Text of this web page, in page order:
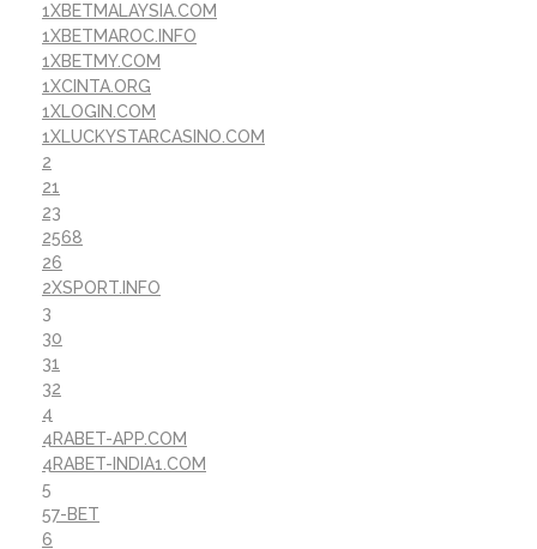
1XBETMALAYSIA.COM
1XBETMAROC.INFO
1XBETMY.COM
1XCINTA.ORG
1XLOGIN.COM
1XLUCKYSTARCASINO.COM
2
21
23
2568
26
2XSPORT.INFO
3
30
31
32
4
4RABET-APP.COM
4RABET-INDIA1.COM
5
57-BET
6